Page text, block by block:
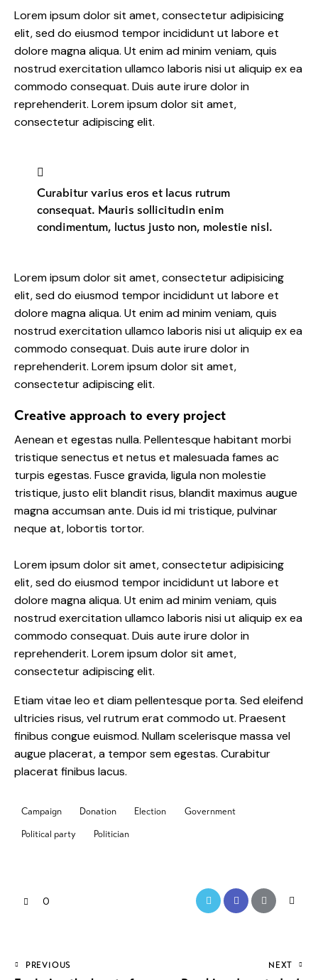
Lorem ipsum dolor sit amet, consectetur adipisicing
elit, sed do eiusmod tempor incididunt ut labore et
dolore magna aliqua. Ut enim ad minim veniam, quis
nostrud exercitation ullamco laboris nisi ut aliquip ex ea
commodo consequat. Duis aute irure dolor in
reprehenderit. Lorem ipsum dolor sit amet,
consectetur adipiscing elit.
Curabitur varius eros et lacus rutrum
consequat. Mauris sollicitudin enim
condimentum, luctus justo non, molestie nisl.
Lorem ipsum dolor sit amet, consectetur adipisicing
elit, sed do eiusmod tempor incididunt ut labore et
dolore magna aliqua. Ut enim ad minim veniam, quis
nostrud exercitation ullamco laboris nisi ut aliquip ex ea
commodo consequat. Duis aute irure dolor in
reprehenderit. Lorem ipsum dolor sit amet,
consectetur adipiscing elit.
Creative approach to every project
Aenean et egestas nulla. Pellentesque habitant morbi
tristique senectus et netus et malesuada fames ac
turpis egestas. Fusce gravida, ligula non molestie
tristique, justo elit blandit risus, blandit maximus augue
magna accumsan ante. Duis id mi tristique, pulvinar
neque at, lobortis tortor.
Lorem ipsum dolor sit amet, consectetur adipisicing
elit, sed do eiusmod tempor incididunt ut labore et
dolore magna aliqua. Ut enim ad minim veniam, quis
nostrud exercitation ullamco laboris nisi ut aliquip ex ea
commodo consequat. Duis aute irure dolor in
reprehenderit. Lorem ipsum dolor sit amet,
consectetur adipiscing elit.
Etiam vitae leo et diam pellentesque porta. Sed eleifend
ultricies risus, vel rutrum erat commodo ut. Praesent
finibus congue euismod. Nullam scelerisque massa vel
augue placerat, a tempor sem egestas. Curabitur
placerat finibus lacus.
Campaign Donation Election
Government
Political party
Politician
0
PREVIOUS NEXT